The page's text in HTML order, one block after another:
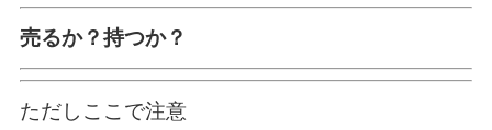
売るか？持つか？
ただしここで注意